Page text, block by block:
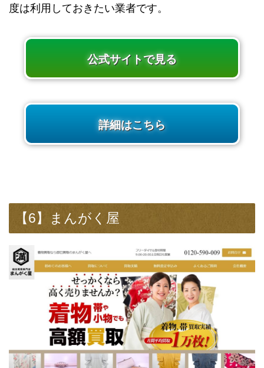
度は利用しておきたい業者です。
公式サイトで見る
詳細はこちら
【6】まんがく屋